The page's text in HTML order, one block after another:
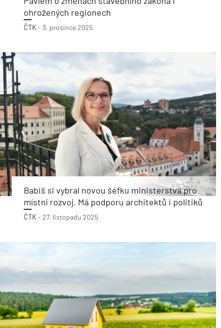
ohrožených regionech
ČTK - 3. prosince 2025
Babiš si vybral novou šéfku ministerstva pro
místní rozvoj. Má podporu architektů i politiků
ČTK - 27. listopadu 2025